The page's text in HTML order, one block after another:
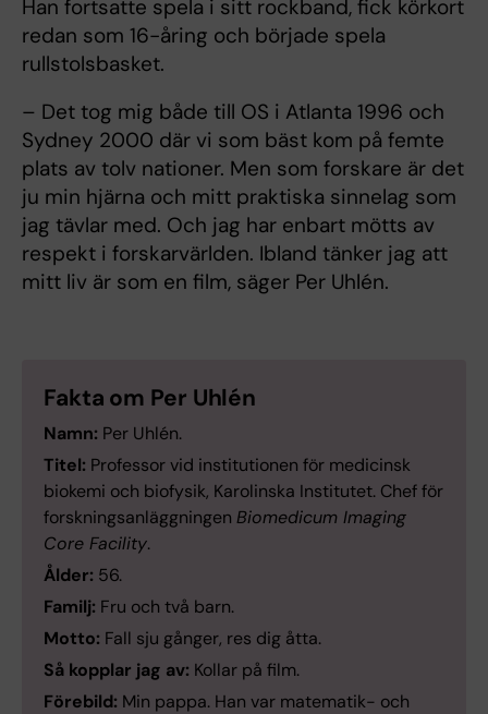
Han fortsatte spela i sitt rockband, fick körkort
redan som 16-åring och började spela
rullstolsbasket.
– Det tog mig både till OS i Atlanta 1996 och
Sydney 2000 där vi som bäst kom på femte
plats av tolv nationer. Men som forskare är det
ju min hjärna och mitt praktiska sinnelag som
jag tävlar med. Och jag har enbart mötts av
respekt i forskarvärlden. Ibland tänker jag att
mitt liv är som en film, säger Per Uhlén.
Fakta om Per Uhlén
Namn: Per Uhlén.
Titel: Professor vid institutionen för medicinsk
biokemi och biofysik, Karolinska Institutet. Chef för
forskningsanläggningen Biomedicum Imaging
Core Facility.
Ålder: 56.
Familj: Fru och två barn.
Motto: Fall sju gånger, res dig åtta.
Så kopplar jag av: Kollar på film.
Förebild: Min pappa. Han var matematik- och